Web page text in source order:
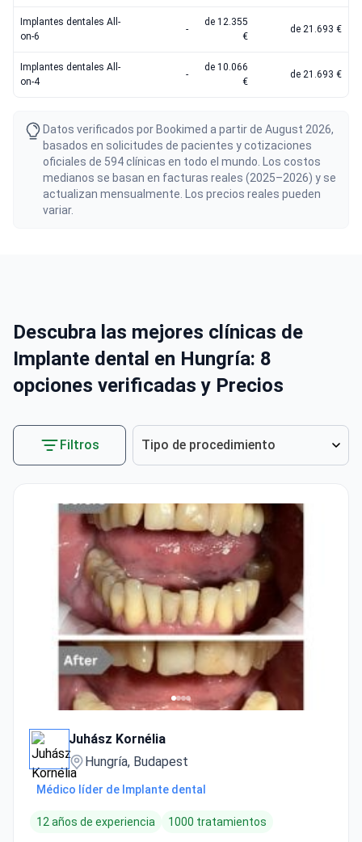
Implantes dentales All-
on-6
-
de 12.355
€
de 21.693 €
Implantes dentales All-
on-4
-
de 10.066
€
de 21.693 €
Datos verificados por Bookimed a partir de August 2026,
basados en solicitudes de pacientes y cotizaciones
oficiales de 594 clínicas en todo el mundo. Los costos
medianos se basan en facturas reales (2025–2026) y se
actualizan mensualmente. Los precios reales pueden
variar.
Descubra las mejores clínicas de
Implante dental en Hungría: 8
opciones verificadas y Precios
Filtros Tipo de procedimiento
Juhász Kornélia
Hungría, Budapest
Médico líder de Implante dental
12 años de experiencia 1000 tratamientos